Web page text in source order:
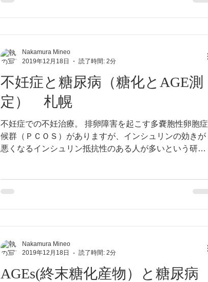
不妊症と糖尿病（糖化とAGE測
定） 札幌
不妊症での不妊治療。 排卵障害を起こす多嚢胞性卵胞症
候群（ＰＣＯＳ）がありますが、インシュリンの効きが
悪くなるインシュリン抵抗性のある人が多いという研究
Nakamura Mineo
2019年12月18日
読了時間: 2分
AGEs(終末糖化産物）と糖尿病
Nakamura Mineo
2019年12月18日
読了時間: 2分